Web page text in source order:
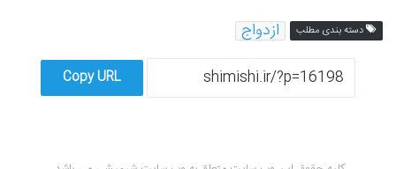
دسته بندی مطلب ازدواج
Copy URL